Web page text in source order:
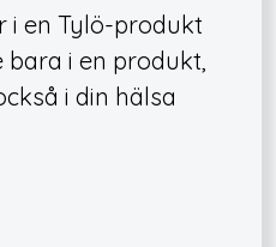
i en Tylö-produkt
i en produkt,
i din hälsa